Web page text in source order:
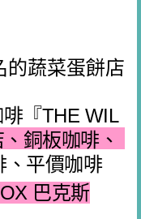
的蔬菜蛋餅店
巴克斯